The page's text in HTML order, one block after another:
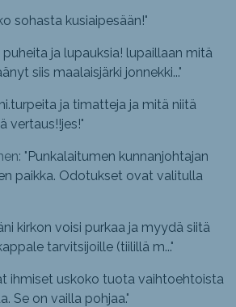
sohasta kusiaipesään!"
ja lupauksia! lupaillaan mitä
siis maalaisjärki jonnekki..."
ja timatteja ja mitä niitä
vertaus!!jes!"
"Punkalaitumen kunnanjohtajan
paikka. Odotukset ovat valitulla
kirkon voisi purkaa ja myydä siitä
tarvitsijoille (tiilillä m..."
ihmiset uskoko tuota vaihtoehtoista
Se on vailla pohjaa."